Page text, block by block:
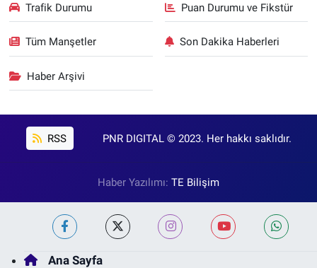
Trafik Durumu Puan Durumu ve Fikstür
Tüm Manşetler Son Dakika Haberleri
Haber Arşivi
RSS PNR DIGITAL © 2023. Her hakkı saklıdır.
Haber Yazılımı: TE Bilişim
Ana Sayfa